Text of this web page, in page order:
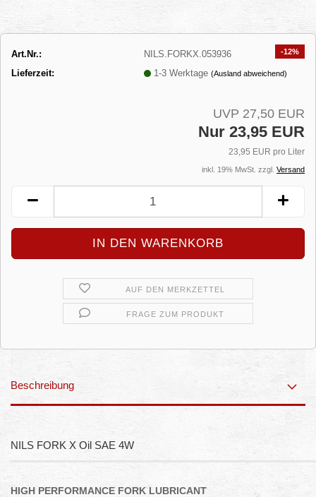
-12%
Art.Nr.:
NILS.FORKX.053936
Lieferzeit:
1-3 Werktage(Ausland abweichend)
UVP 27,50 EUR
Nur 23,95 EUR
23,95 EUR pro Liter
inkl. 19% MwSt. zzgl. Versand
AUF DEN MERKZETTEL
FRAGE ZUM PRODUKT
Beschreibung
NILS FORK X Oil SAE 4W
HIGH PERFORMANCE FORK LUBRICANT